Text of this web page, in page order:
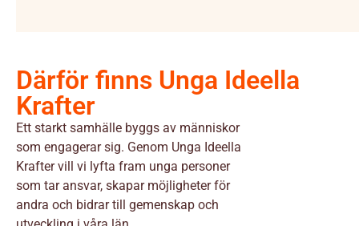
Därför finns Unga Ideella
Krafter
Ett starkt samhälle byggs av människor
som engagerar sig. Genom Unga Ideella
Krafter vill vi lyfta fram unga personer
som tar ansvar, skapar möjligheter för
andra och bidrar till gemenskap och